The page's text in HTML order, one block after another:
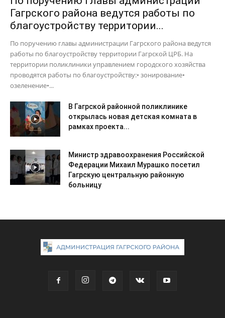
Гагрского района ведутся работы по
благоустройству территории...
По поручению главы администрации Гагрского района ведутся
работы по благоустройству территории Гагрской ЦРБ. На
территории поликлиники управлением городского хозяйства
проводятся работы по благоустройству:• зонирование•
озеленение•...
В Гагрской районной поликлинике
открылась новая детская комната в
рамках проекта...
Министр здравоохранения Российской
Федерации Михаил Мурашко посетил
Гагрскую центральную районную
больницу